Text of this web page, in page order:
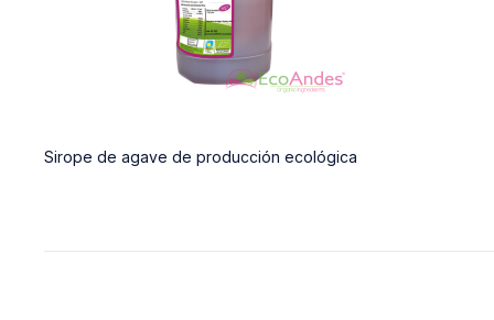
Sirope de agave de producción ecológica